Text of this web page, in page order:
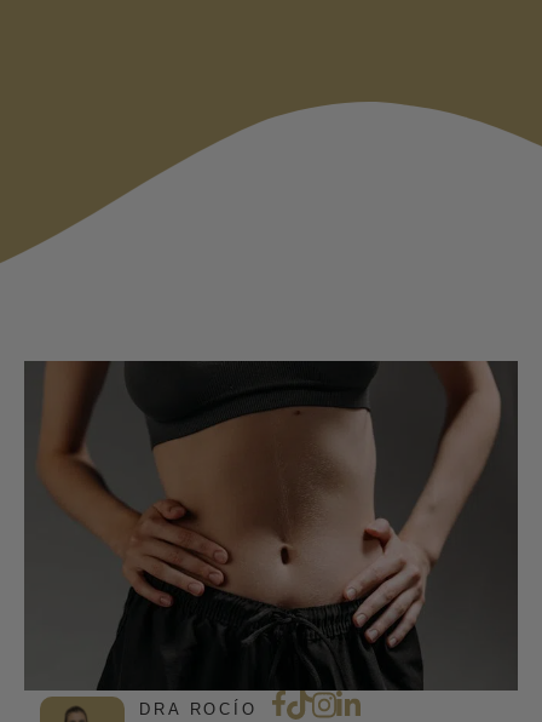
DRA ROCÍO